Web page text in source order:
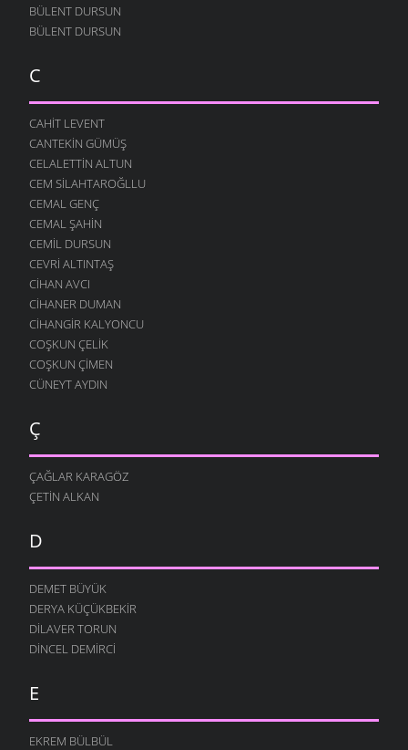
BÜLENT DURSUN
BÜLENT DURSUN
C
CAHIT LEVENT
CANTEKIN GÜMÜŞ
CELALETTIN ALTUN
CEM SILAHTAROĞLLU
CEMAL GENÇ
CEMAL ŞAHIN
CEMIL DURSUN
CEVRI ALTINTAŞ
CIHAN AVCI
CIHANER DUMAN
CIHANGIR KALYONCU
COŞKUN ÇELIK
COŞKUN ÇIMEN
CÜNEYT AYDIN
Ç
ÇAĞLAR KARAGÖZ
ÇETIN ALKAN
D
DEMET BÜYÜK
DERYA KÜÇÜKBEKIR
DILAVER TORUN
DINCEL DEMIRCI
E
EKREM BÜLBÜL